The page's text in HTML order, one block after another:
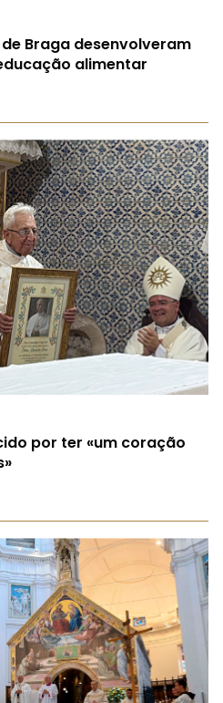
Braga desenvolveram
alimentar
por ter «um coração